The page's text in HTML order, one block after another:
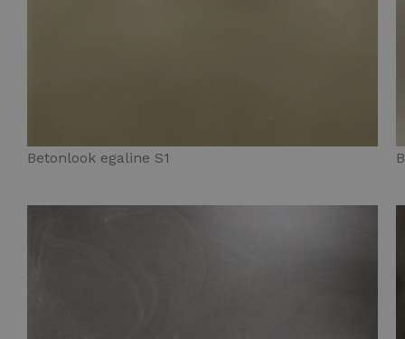
Betonlook egaline S1